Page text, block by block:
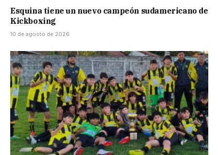
Esquina tiene un nuevo campeón sudamericano de
Kickboxing
10 de agosto de 2026